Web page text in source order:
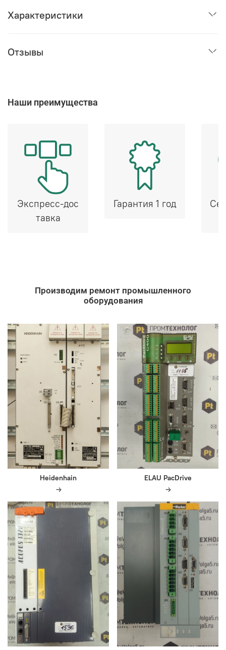
Характеристики
Отзывы
Наши преимущества
Экспресс-дос
тавка
Гарантия 1 год
Производим ремонт промышленного
оборудования
Heidenhain ELAU PacDrive